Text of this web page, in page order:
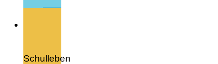
Schulleben